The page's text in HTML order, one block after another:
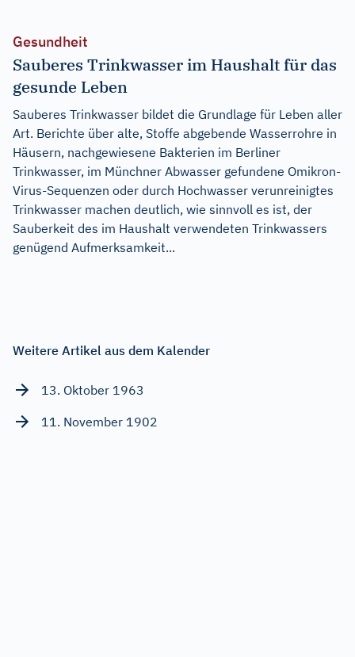
Gesundheit
Sauberes Trinkwasser im Haushalt für das
gesunde Leben
Sauberes Trinkwasser bildet die Grundlage für Leben aller
Art. Berichte über alte, Stoffe abgebende Wasserrohre in
Häusern, nachgewiesene Bakterien im Berliner
Trinkwasser, im Münchner Abwasser gefundene Omikron-
Virus-Sequenzen oder durch Hochwasser verunreinigtes
Trinkwasser machen deutlich, wie sinnvoll es ist, der
Sauberkeit des im Haushalt verwendeten Trinkwassers
genügend Aufmerksamkeit...
Weitere Artikel aus dem Kalender
13. Oktober 1963
11. November 1902